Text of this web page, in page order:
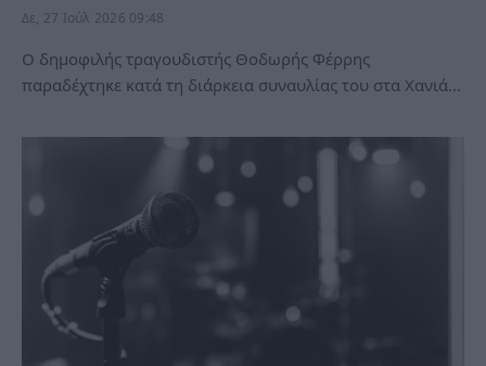
Δε, 27 Ιούλ 2026 09:48
Ο δημοφιλής τραγουδιστής Θοδωρής Φέρρης
παραδέχτηκε κατά τη διάρκεια συναυλίας του στα Χανιά…